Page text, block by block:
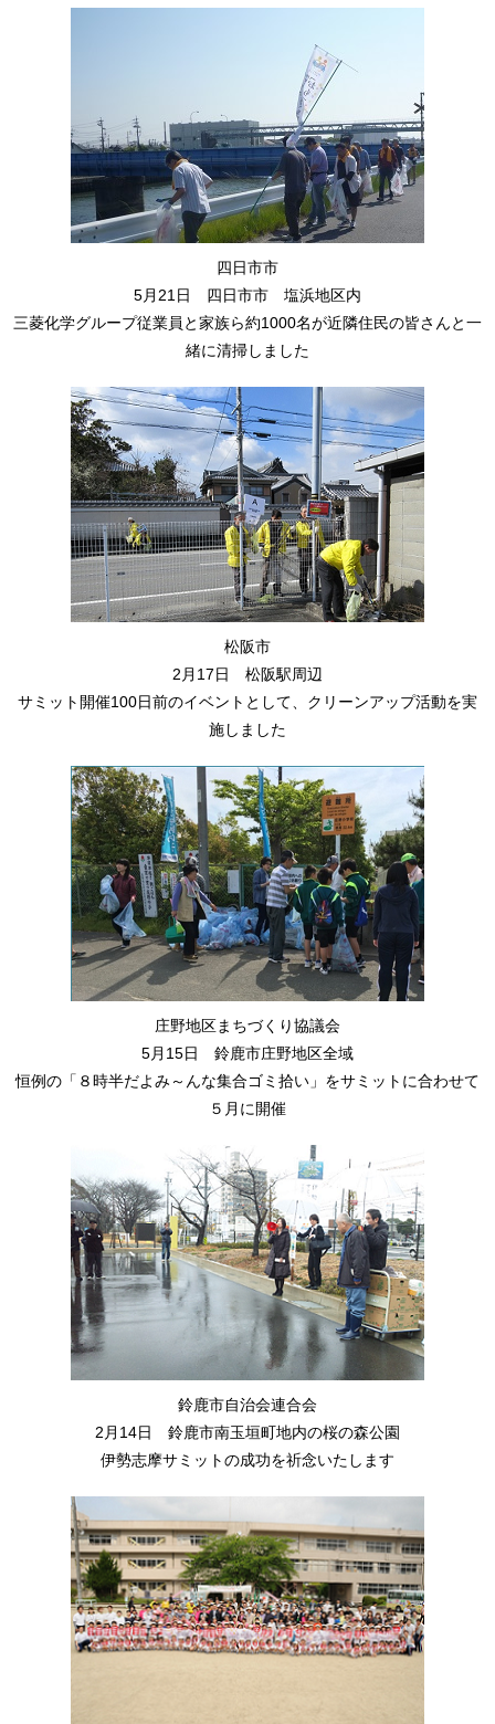
四日市市
5月21日 四日市市 塩浜地区内
三菱化学グループ従業員と家族ら約1000名が近隣住民の皆さんと一
緒に清掃しました
松阪市
2月17日 松阪駅周辺
サミット開催100日前のイベントとして、クリーンアップ活動を実
施しました
庄野地区まちづくり協議会
5月15日 鈴鹿市庄野地区全域
恒例の「８時半だよみ～んな集合ゴミ拾い」をサミットに合わせて
５月に開催
鈴鹿市自治会連合会
2月14日 鈴鹿市南玉垣町地内の桜の森公園
伊勢志摩サミットの成功を祈念いたします